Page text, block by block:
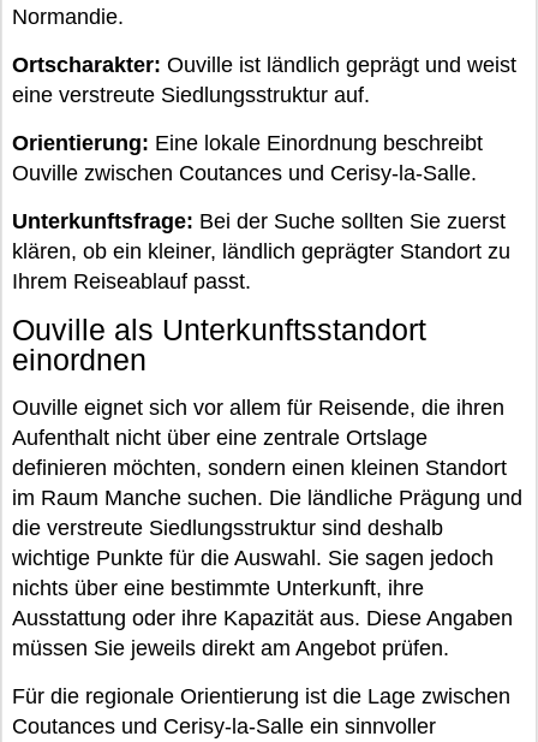
Normandie.
Ortscharakter: Ouville ist ländlich geprägt und weist
eine verstreute Siedlungsstruktur auf.
Orientierung: Eine lokale Einordnung beschreibt
Ouville zwischen Coutances und Cerisy-la-Salle.
Unterkunftsfrage: Bei der Suche sollten Sie zuerst
klären, ob ein kleiner, ländlich geprägter Standort zu
Ihrem Reiseablauf passt.
Ouville als Unterkunftsstandort
einordnen
Ouville eignet sich vor allem für Reisende, die ihren
Aufenthalt nicht über eine zentrale Ortslage
definieren möchten, sondern einen kleinen Standort
im Raum Manche suchen. Die ländliche Prägung und
die verstreute Siedlungsstruktur sind deshalb
wichtige Punkte für die Auswahl. Sie sagen jedoch
nichts über eine bestimmte Unterkunft, ihre
Ausstattung oder ihre Kapazität aus. Diese Angaben
müssen Sie jeweils direkt am Angebot prüfen.
Für die regionale Orientierung ist die Lage zwischen
Coutances und Cerisy-la-Salle ein sinnvoller